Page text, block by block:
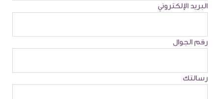
البريد الإلكتروني
رقم الجوال
رسالتك